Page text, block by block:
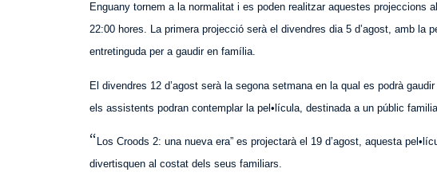
Enguany tornem a la normalitat i es poden realitzar aquestes projeccions
22:00 hores. La primera projecció serà el divendres dia 5 d’agost, amb la
entretinguda per a gaudir en família.
El divendres 12 d’agost serà la segona setmana en la qual es podrà
els assistents podran contemplar la pel•lícula, destinada a un públic
“ Los Croods 2: una nueva era” es projectarà el 19 d’agost, aquesta
divertisquen al costat dels seus familiars.